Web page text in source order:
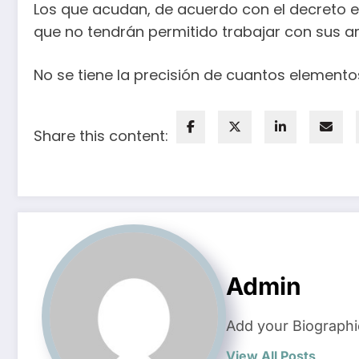
Los que acudan, de acuerdo con el decreto
que no tendrán permitido trabajar con sus
No se tiene la precisión de cuantos
Share this content:
Admin
Add your
View All Posts